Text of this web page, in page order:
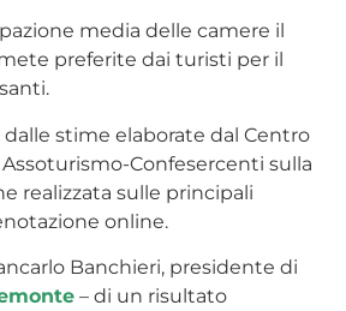
media delle camere il
preferite dai turisti per il
stime elaborate dal Centro
Confesercenti sulla
realizzata sulle principali
online.
Banchieri, presidente di
– di un risultato